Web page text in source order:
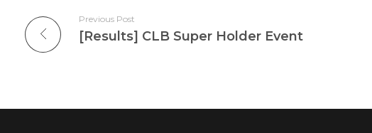
Previous Post
[Results] CLB Super Holder Event